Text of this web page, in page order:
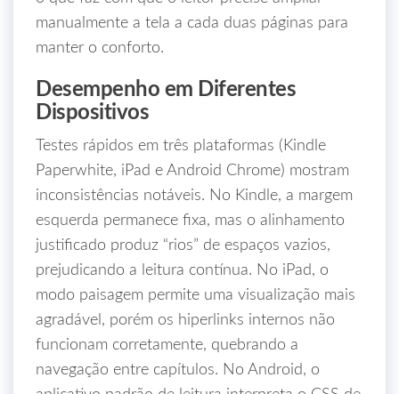
manualmente a tela a cada duas páginas para
manter o conforto.
Desempenho em Diferentes
Dispositivos
Testes rápidos em três plataformas (Kindle
Paperwhite, iPad e Android Chrome) mostram
inconsistências notáveis. No Kindle, a margem
esquerda permanece fixa, mas o alinhamento
justificado produz “rios” de espaços vazios,
prejudicando a leitura contínua. No iPad, o
modo paisagem permite uma visualização mais
agradável, porém os hiperlinks internos não
funcionam corretamente, quebrando a
navegação entre capítulos. No Android, o